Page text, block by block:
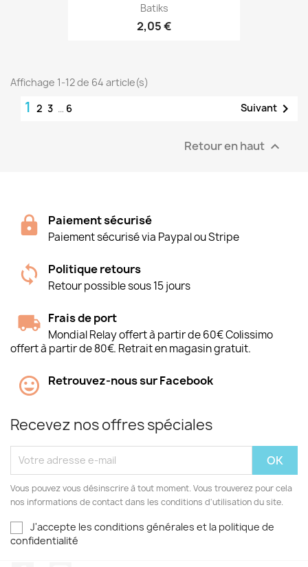
Batiks
2,05 €
Affichage 1-12 de 64 article(s)
1 2 3 … 6 Suivant 
Retour en haut 
Paiement sécurisé
Paiement sécurisé via Paypal ou Stripe
Politique retours
Retour possible sous 15 jours
Frais de port
Mondial Relay offert à partir de 60€ Colissimo
offert à partir de 80€. Retrait en magasin gratuit.
Retrouvez-nous sur Facebook
Recevez nos offres spéciales
Vous pouvez vous désinscrire à tout moment. Vous trouverez pour cela
nos informations de contact dans les conditions d'utilisation du site.
J'accepte les conditions générales et la politique de
confidentialité